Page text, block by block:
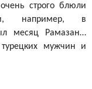
строго блюли
например, в
месяц Рамазан…
мужчин и